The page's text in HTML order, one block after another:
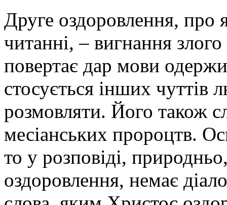
Друге оздоровлення, про
читанні, – вигнання
повертає дар мови
стосується інших чуттів
розмовляти. Його також
месіанських пророцтв.
то у розповіді,
оздоровлення, немає